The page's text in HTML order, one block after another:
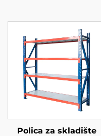
Polica za skladište